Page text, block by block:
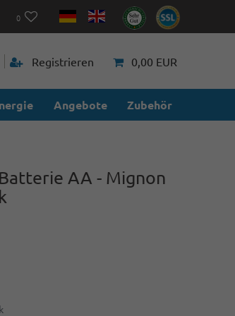
0
Registrieren 0,00 EUR
Angebote Zubehör
AA - Mignon